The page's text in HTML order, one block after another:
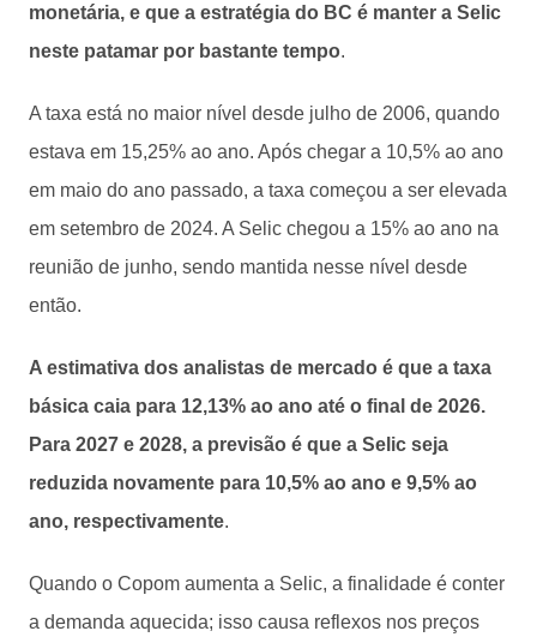
monetária, e que a estratégia do BC é manter a Selic
neste patamar por bastante tempo.
A taxa está no maior nível desde julho de 2006, quando
estava em 15,25% ao ano. Após chegar a 10,5% ao ano
em maio do ano passado, a taxa começou a ser elevada
em setembro de 2024. A Selic chegou a 15% ao ano na
reunião de junho, sendo mantida nesse nível desde
então.
A estimativa dos analistas de mercado é que a taxa
básica caia para 12,13% ao ano até o final de 2026.
Para 2027 e 2028, a previsão é que a Selic seja
reduzida novamente para 10,5% ao ano e 9,5% ao
ano, respectivamente.
Quando o Copom aumenta a Selic, a finalidade é conter
a demanda aquecida; isso causa reflexos nos preços